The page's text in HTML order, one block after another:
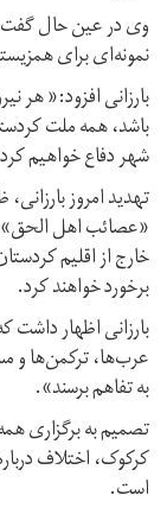
وی در عین حال
نمونه‌ای برای
بارزانی افزود:« هر
باشد، همه ملت
شهر دفاع خواهیم
تهدید امروز
«عصائب اهل الحق»
خارج از اقلیم
برخورد خواهند کرد.
بارزانی اظهار
عرب‌ها، ترکمن‌ها و
به تفاهم برسند».
تصمیم به برگزاری
کرکوک، اختلاف
است.